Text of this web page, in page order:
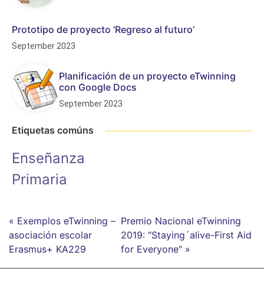
Prototipo de proyecto ‘Regreso al futuro’
September 2023
Planificación de un proyecto eTwinning
con Google Docs
September 2023
Etiquetas comúns
Enseñanza
Primaria
« Exemplos eTwinning –
asociación escolar
Erasmus+ KA229
Premio Nacional eTwinning
2019: "Staying´alive-First Aid
for Everyone" »